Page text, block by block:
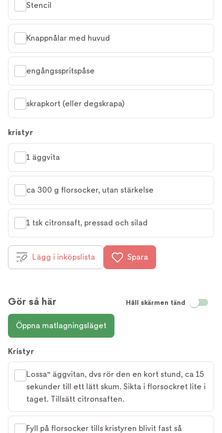
Stencil
Knappnålar med huvud
engångsspritspåse
skrapkort (eller degskrapa)
kristyr
1 äggvita
ca 300 g florsocker, utan stärkelse
1 tsk citronsaft, pressad och silad
Lägg i inköpslista Spara
Gör så här Håll skärmen tänd
Öppna matlagningsläget
Kristyr
Lossa" äggvitan, dvs rör den en kort stund, ca 15
sekunder till ett lätt skum. Sikta i florsockret lite i
taget. Tillsätt citronsaften.
Fyll på florsocker tills kristyren blivit fast så